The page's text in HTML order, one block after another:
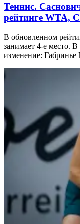
Теннис.
рейтинге WTA,
В обновленном
занимает 4-е место.
изменение: Габринье